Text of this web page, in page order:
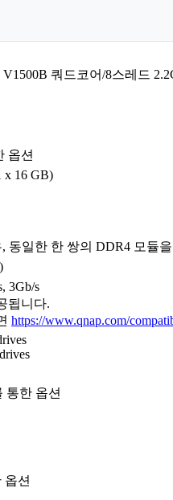
쿼드코어/8스레드
옵션
x 16 GB)
동일한 한 쌍의 DDR4 모듈
3Gb/s
됩니다.
https://www.qnap.com/
통한 옵션
옵션